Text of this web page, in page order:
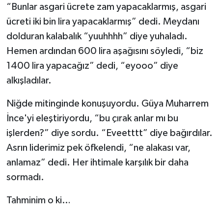
“Bunlar asgari ücrete zam yapacaklarmış, asgari
ücreti iki bin lira yapacaklarmış” dedi. Meydanı
dolduran kalabalık “yuuhhhh” diye yuhaladı.
Hemen ardından 600 lira aşağısını söyledi, “biz
1400 lira yapacağız” dedi, “eyooo” diye
alkışladılar.
Niğde mitinginde konuşuyordu. Güya Muharrem
İnce'yi eleştiriyordu, “bu çırak anlar mı bu
işlerden?” diye sordu. “Eveetttt” diye bağırdılar.
Asrın liderimiz pek öfkelendi, “ne alakası var,
anlamaz” dedi. Her ihtimale karşılık bir daha
sormadı.
Tahminim o ki…